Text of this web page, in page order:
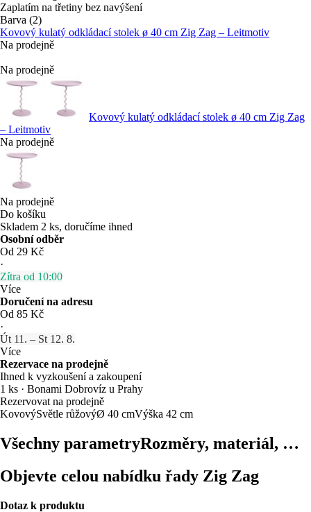
Zaplatím na třetiny bez navýšení
Barva (2)
Kovový kulatý odkládací stolek ø 40 cm Zig Zag – Leitmotiv
Na prodejně
Na prodejně
Kovový kulatý odkládací stolek ø 40 cm Zig Zag
– Leitmotiv
Na prodejně
Na prodejně
Do košíku
Skladem 2 ks, doručíme ihned
Osobní odběr
Od 29 Kč
·
Zítra od 10:00
Více
Doručení na adresu
Od 85 Kč
·
Út 11. – St 12. 8.
Více
Rezervace na prodejně
Ihned k vyzkoušení a zakoupení
1 ks · Bonami Dobrovíz u Prahy
Rezervovat na prodejně
KovovýSvětle růžovýØ 40 cmVýška 42 cm
Všechny parametryRozměry, materiál, …
Objevte celou nabídku řady Zig Zag
Dotaz k produktu